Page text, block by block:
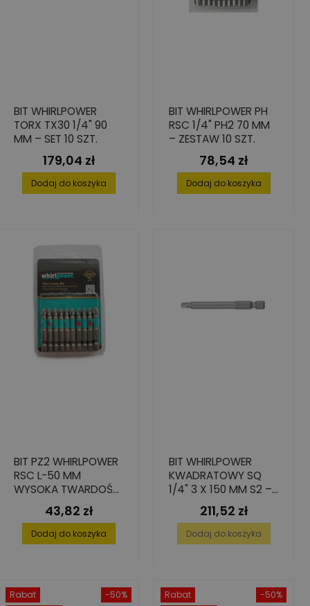
BIT WHIRLPOWER
TORX TX30 1/4" 90
MM – SET 10 SZT.
Cena
179,04 zł
Dodaj do koszyka
BIT WHIRLPOWER PH
RSC 1/4" PH2 70 MM
– ZESTAW 10 SZT.
Cena
78,54 zł
Dodaj do koszyka
BIT PZ2 WHIRLPOWER
RSC L-50 MM
WYSOKA TWARDOŚĆ
– 10 SZT.Cena
43,82 zł
Dodaj do koszyka
BIT WHIRLPOWER
KWADRATOWY SQ
1/4" 3 X 150 MM S2 –
10 SZT.Cena
211,52 zł
Dodaj do koszyka
-50%
Rabat
-50%
Rabat